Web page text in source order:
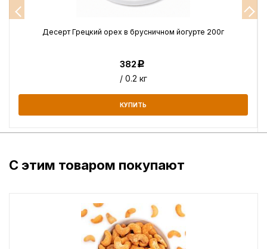
Десерт Грецкий орех в брусничном йогурте 200г
382Р
/ 0.2 кг
КУПИТЬ
С этим товаром покупают